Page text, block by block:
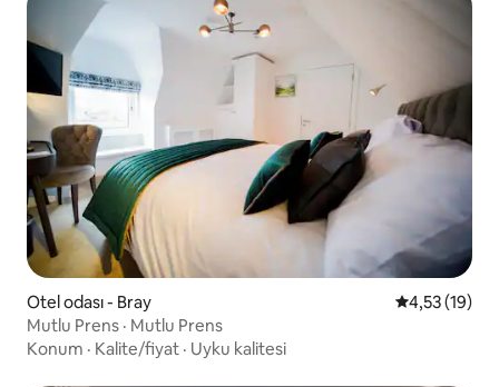
Otel odası - Bray 5 üzerinden
4,53 (19)
Mutlu Prens · Mutlu Prens
Konum · Kalite/fiyat · Uyku kalitesi